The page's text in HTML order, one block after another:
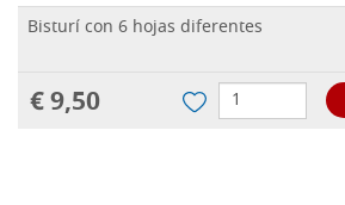
Bisturí con 6 hojas diferentes
€ 9,50